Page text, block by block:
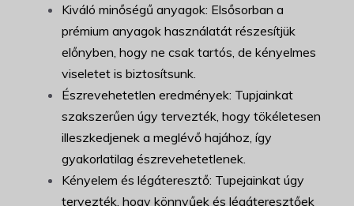
Kiváló minőségű anyagok: Elsősorban a
prémium anyagok használatát részesítjük
előnyben, hogy ne csak tartós, de kényelmes
viseletet is biztosítsunk.
Észrevehetetlen eredmények: Tupjainkat
szakszerűen úgy tervezték, hogy tökéletesen
illeszkedjenek a meglévő hajához, így
gyakorlatilag észrevehetetlenek.
Kényelem és légáteresztő: Tupejainkat úgy
tervezték, hogy könnyűek és légáteresztőek